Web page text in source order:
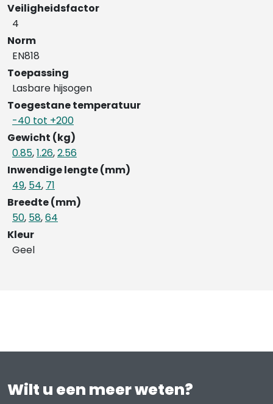
Veiligheidsfactor
4
Norm
EN818
Toepassing
Lasbare hijsogen
Toegestane temperatuur
-40 tot +200
Gewicht (kg)
0.85,1.26,2.56
Inwendige lengte (mm)
49, 54, 71
Breedte (mm)
50, 58,64
Kleur
Geel
Wilt u een meer weten?